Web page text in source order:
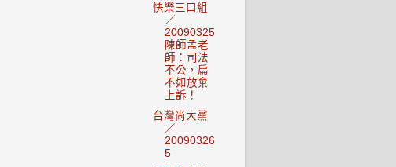
快樂三口組
／
20090325
陳師孟老
師：司法
不公，扁
不如放棄
上訴！
台灣尚大黨
／
20090326
5